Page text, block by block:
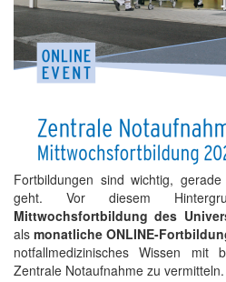
Fortbildungen sind wichtig,
geht. Vor diesem
Mittwochsfortbildung des
als monatliche ONLINE-
notfallmedizinisches Wissen mit
Zentrale Notaufnahme zu vermitteln.